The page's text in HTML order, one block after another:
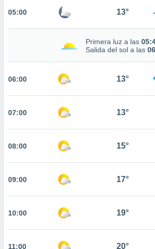
permite
coste.
botón
a la
todas
ya sean
nos
en
perfil
y
CONTINUAR
05:00 13°
Primera luz a las
Salida del sol a las
06:00 13°
07:00 13°
08:00 15°
09:00 17°
10:00 19°
11:00 20°